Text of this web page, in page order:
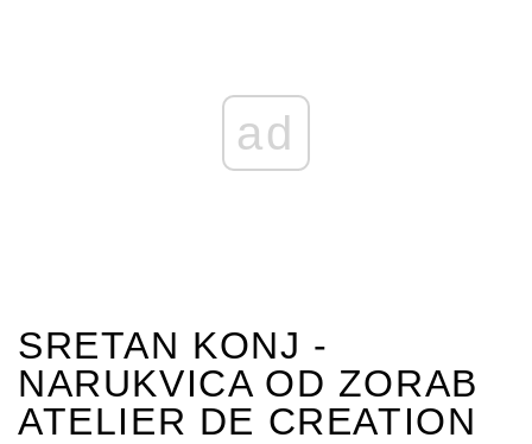
ad
SRETAN KONJ -
NARUKVICA OD ZORAB
ATELIER DE CREATION